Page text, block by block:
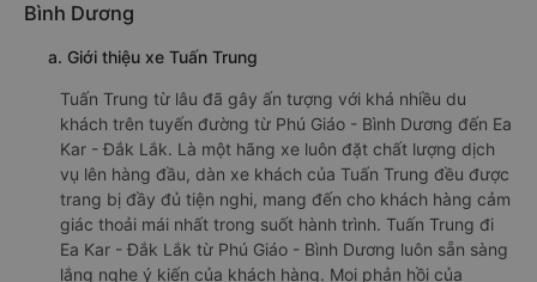
Bình Dương
a. Giới thiệu xe Tuấn Trung
Tuấn Trung từ lâu đã gây ấn tượng với khá nhiều du
khách trên tuyến đường từ Phú Giáo - Bình Dương đến Ea
Kar - Đắk Lắk. Là một hãng xe luôn đặt chất lượng dịch
vụ lên hàng đầu, dàn xe khách của Tuấn Trung đều được
trang bị đầy đủ tiện nghi, mang đến cho khách hàng cảm
giác thoải mái nhất trong suốt hành trình. Tuấn Trung đi
Ea Kar - Đắk Lắk từ Phú Giáo - Bình Dương luôn sẵn sàng
lắng nghe ý kiến của khách hàng. Mọi phản hồi của